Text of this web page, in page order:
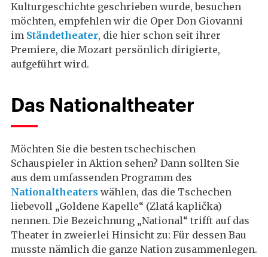
Kulturgeschichte geschrieben wurde, besuchen
möchten, empfehlen wir die Oper Don Giovanni
im Ständetheater, die hier schon seit ihrer
Premiere, die Mozart persönlich dirigierte,
aufgeführt wird.
Das Nationaltheater
Möchten Sie die besten tschechischen
Schauspieler in Aktion sehen? Dann sollten Sie
aus dem umfassenden Programm des
Nationaltheaters wählen, das die Tschechen
liebevoll „Goldene Kapelle“ (Zlatá kaplička)
nennen. Die Bezeichnung „National“ trifft auf das
Theater in zweierlei Hinsicht zu: Für dessen Bau
musste nämlich die ganze Nation zusammenlegen.